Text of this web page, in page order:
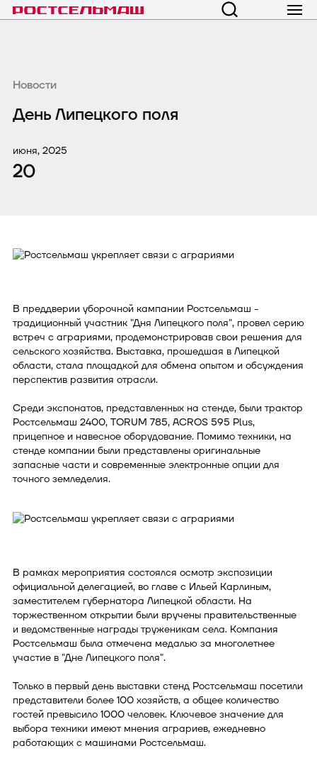
Новости
День Липецкого поля
июня, 2025
20
В преддверии уборочной кампании Ростсельмаш -
традиционный участник "Дня Липецкого поля", провел серию
встреч с аграриями, продемонстрировав свои решения для
сельского хозяйства. Выставка, прошедшая в Липецкой
области, стала площадкой для обмена опытом и обсуждения
перспектив развития отрасли.
Среди экспонатов, представленных на стенде, были трактор
Ростсельмаш 2400, TORUM 785, ACROS 595 Plus,
прицепное и навесное оборудование. Помимо техники, на
стенде компании были представлены оригинальные
запасные части и современные электронные опции для
точного земледелия.
В рамках мероприятия состоялся осмотр экспозиции
официальной делегацией, во главе с Ильей Карлиным,
заместителем губернатора Липецкой области. На
торжественном открытии были вручены правительственные
и ведомственные награды труженикам села. Компания
Ростсельмаш была отмечена медалью за многолетнее
участие в "Дне Липецкого поля".
Только в первый день выставки стенд Ростсельмаш посетили
представители более 100 хозяйств, а общее количество
гостей превысило 1000 человек. Ключевое значение для
выбора техники имеют мнения аграриев, ежедневно
работающих с машинами Ростсельмаш.